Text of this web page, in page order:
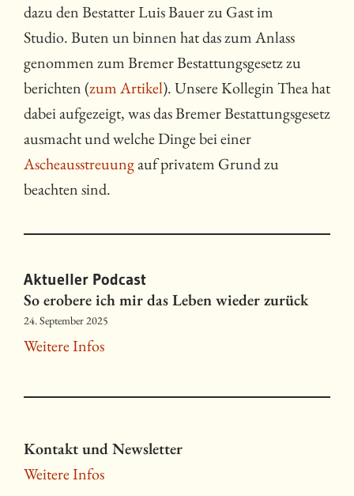
dazu den Bestatter Luis Bauer zu Gast im
Studio. Buten un binnen hat das zum Anlass
genommen zum Bremer Bestattungsgesetz zu
berichten (zum Artikel). Unsere Kollegin Thea hat
dabei aufgezeigt, was das Bremer Bestattungsgesetz
ausmacht und welche Dinge bei einer
Ascheausstreuungauf privatem Grund zu
beachten sind.
Aktueller Podcast
So erobere ich mir das Leben wieder zurück
24. September 2025
Weitere Infos
Kontakt und Newsletter
Weitere Infos